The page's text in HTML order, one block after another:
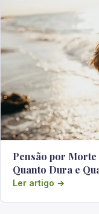
Pensão por
Quanto Dura e
Ler artigo →